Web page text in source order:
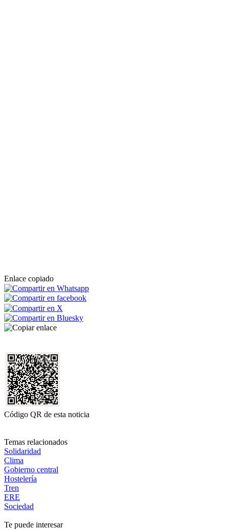
Enlace copiado
Código QR de esta noticia
Temas relacionados
Solidaridad
Clima
Gobierno central
Hostelería
Tren
ERE
Sociedad
Te puede interesar